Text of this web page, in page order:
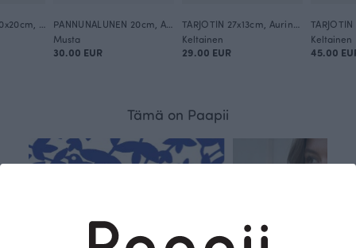
Musta
30.00 EUR
Keltainen
29.00 EUR
Keltainen
45.00
Tämä on Paapii